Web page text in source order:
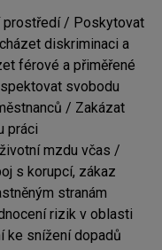
prostředí / Poskytovat
diskriminaci a
férové a přiměřené
svobodu
/ Zakázat
práci
mzdu včas /
s korupcí, zákaz
stranám
rizik v oblasti
ke snížení dopadů